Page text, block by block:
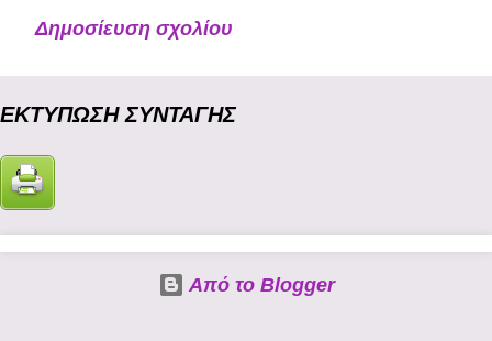
ό
λ
ι
Δημοσίευση σχολίου
EΚΤΥΠΩΣΗ ΣΥΝΤΑΓΗΣ
Από το Blogger